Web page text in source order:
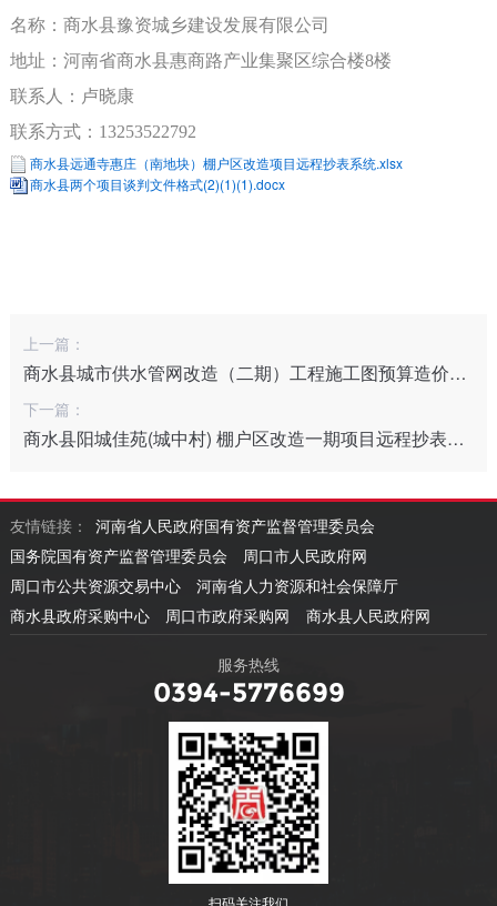
名称：商水县豫资城乡建设发展有限公司
地址：河南省商水县惠商路产业集聚区综合楼8楼
联系人：卢晓康
联系方式： 13253522792
商水县远通寺惠庄（南地块）棚户区改造项目远程抄表系统.xlsx
商水县两个项目谈判文件格式(2)(1)(1).docx
上一篇：
商水县城市供水管网改造（二期）工程施工图预算造价咨询服务
下一篇：
商水县阳城佳苑(城中村) 棚户区改造一期项目远程抄表系统项目
友情链接：
河南省人民政府国有资产监督管理委员会
国务院国有资产监督管理委员会
周口市人民政府网
周口市公共资源交易中心
河南省人力资源和社会保障厅
商水县政府采购中心
周口市政府采购网 商水县人民政府网
服务热线
0394-5776699